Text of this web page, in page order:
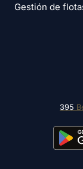
Gestión de
395